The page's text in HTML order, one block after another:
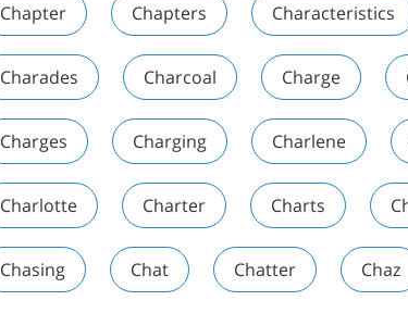
Chapter Chapters Characteristics
Charades Charcoal Charge
Charges Charging Charlene
Charlotte Charter Charts
Chasing Chat Chatter Chaz